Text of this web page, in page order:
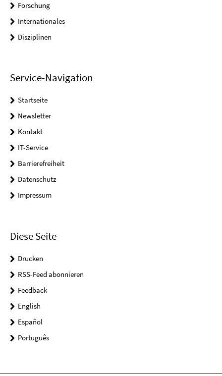
Forschung
Internationales
Disziplinen
Service-Navigation
Startseite
Newsletter
Kontakt
IT-Service
Barrierefreiheit
Datenschutz
Impressum
Diese Seite
Drucken
RSS-Feed abonnieren
Feedback
English
Español
Português